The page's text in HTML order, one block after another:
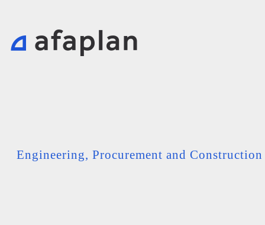
Engineering, Procurement and Construction